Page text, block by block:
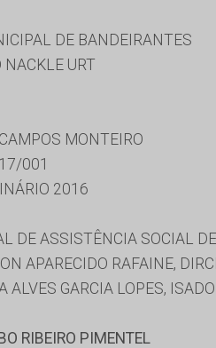
DE BANDEIRANTES
NACKLE URT
MONTEIRO
001
2016
DE ASSISTÊNCIA SOCIAL
APARECIDO RAFAINE,
ALVES GARCIA LOPES,
RIBEIRO PIMENTEL